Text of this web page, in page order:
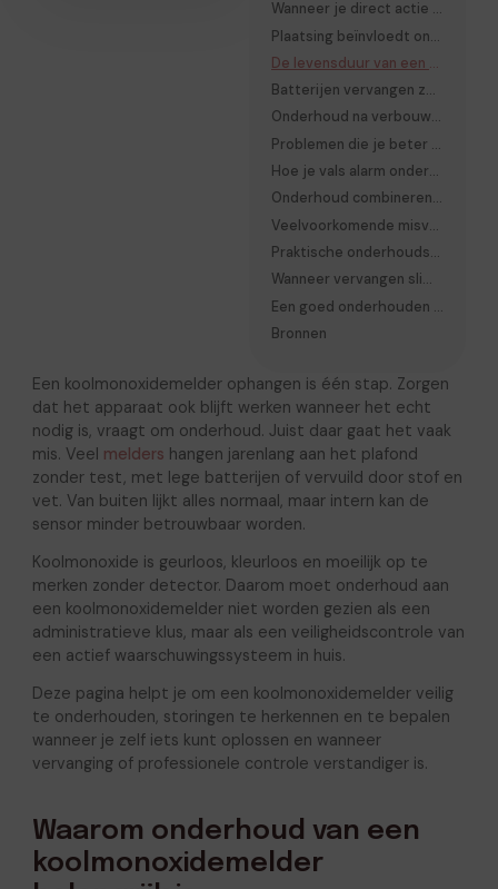
Wanneer je direct actie moet ondernemen
Plaatsing beïnvloedt onderhoud en betrouwbaarheid
De levensduur van een koolmonoxidemelder begrijpen
Batterijen vervangen zonder fouten te maken
Onderhoud na verbouwing of schilderwerk
Problemen die je beter niet zelf oplost
Hoe je vals alarm onderzoekt zonder risico te nemen
Onderhoud combineren met andere veiligheidscontroles
Veelvoorkomende misverstanden rond koolmonoxidemelders
Praktische onderhoudscheck voor bewoners
Wanneer vervangen slimmer is dan onderhouden
Een goed onderhouden melder is onderdeel van een veilig huis
Bronnen
Een koolmonoxidemelder ophangen is één stap. Zorgen
dat het apparaat ook blijft werken wanneer het echt
nodig is, vraagt om onderhoud. Juist daar gaat het vaak
mis. Veel melders hangen jarenlang aan het plafond
zonder test, met lege batterijen of vervuild door stof en
vet. Van buiten lijkt alles normaal, maar intern kan de
sensor minder betrouwbaar worden.
Koolmonoxide is geurloos, kleurloos en moeilijk op te
merken zonder detector. Daarom moet onderhoud aan
een koolmonoxidemelder niet worden gezien als een
administratieve klus, maar als een veiligheidscontrole van
een actief waarschuwingssysteem in huis.
Deze pagina helpt je om een koolmonoxidemelder veilig
te onderhouden, storingen te herkennen en te bepalen
wanneer je zelf iets kunt oplossen en wanneer
vervanging of professionele controle verstandiger is.
Waarom onderhoud van een
koolmonoxidemelder